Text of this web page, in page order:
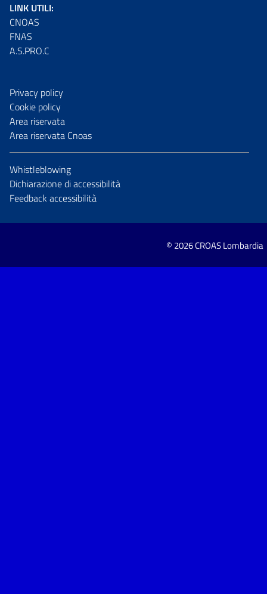
LINK UTILI:
CNOAS
FNAS
A.S.PRO.C
Privacy policy
Cookie policy
Area riservata
Area riservata Cnoas
Whistleblowing
Dichiarazione di accessibilità
Feedback accessibilità
© 2026 CROAS Lombardia